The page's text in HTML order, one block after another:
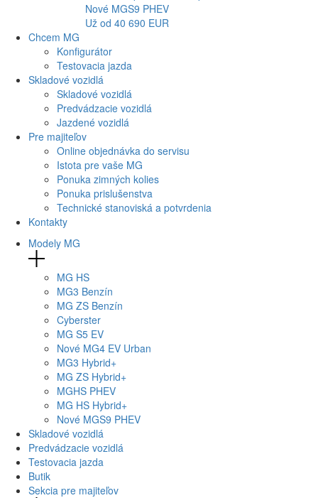
Nové MGS9 PHEV
Už od 40 690 EUR
Chcem MG
Konfigurátor
Testovacia jazda
Skladové vozidlá
Skladové vozidlá
Predvádzacie vozidlá
Jazdené vozidlá
Pre majiteľov
Online objednávka do servisu
Istota pre vaše MG
Ponuka zimných kolies
Ponuka prislušenstva
Technické stanoviská a potvrdenia
Kontakty
Modely MG
MG HS
MG3 Benzín
MG ZS Benzín
Cyberster
MG S5 EV
Nové MG4 EV Urban
MG3 Hybrid+
MG ZS Hybrid+
MGHS PHEV
MG HS Hybrid+
Nové MGS9 PHEV
Skladové vozidlá
Predvádzacie vozidlá
Testovacia jazda
Butik
Sekcia pre majiteľov